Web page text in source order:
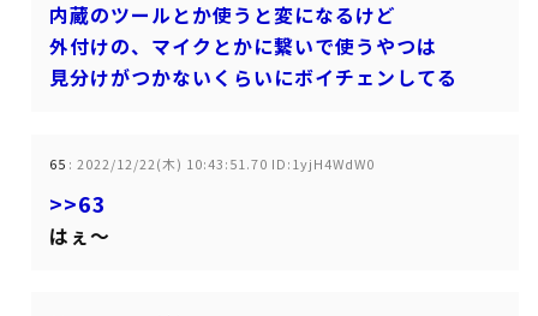
内蔵のツールとか使うと変になるけど
外付けの、マイクとかに繋いで使うやつは
見分けがつかないくらいにボイチェンしてる
65 : 2022/12/22(木) 10:43:51.70 ID:1yjH4WdW0
>>63
はぇ～